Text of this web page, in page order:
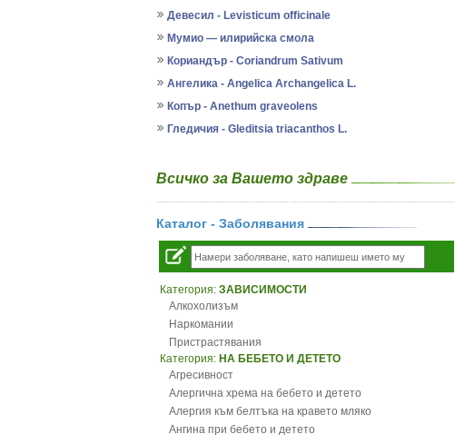
Девесил - Levisticum officinale
Мумио — илирийска смола
Кориандър - Coriandrum Sativum
Ангелика - Angelica Archangelica L.
Копър - Anethum graveolens
Гледичия - Gleditsia triacanthos L.
Всичко за Вашето здраве
Каталог - Заболявания
Категория: ЗАВИСИМОСТИ
Алкохолизъм
Наркомании
Пристрастявания
Категория: НА БЕБЕТО И ДЕТЕТО
Агресивност
Алергична хрема на бебето и детето
Алергия към белтъка на кравето мляко
Ангина при бебето и детето